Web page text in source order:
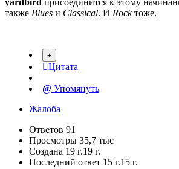
yardbird присоединится к этому
также Blues и Classical. И Rockтоже.
Цитата
Упомянуть
Жалоба
Ответов 91
Просмотры 35,7 тыс
Создана 19 г.19 г.
Последний ответ 15 г.15 г.